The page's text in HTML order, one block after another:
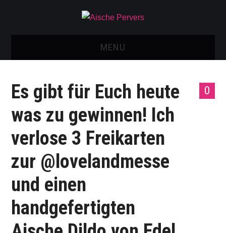
MENU
NEU: AISCHE SHOP!
TELEGRAM GRUPPE
IMPRESSUM
0
Es gibt für Euch heute
was zu gewinnen! Ich
verlose 3 Freikarten
zur @lovelandmesse
und einen
handgefertigten